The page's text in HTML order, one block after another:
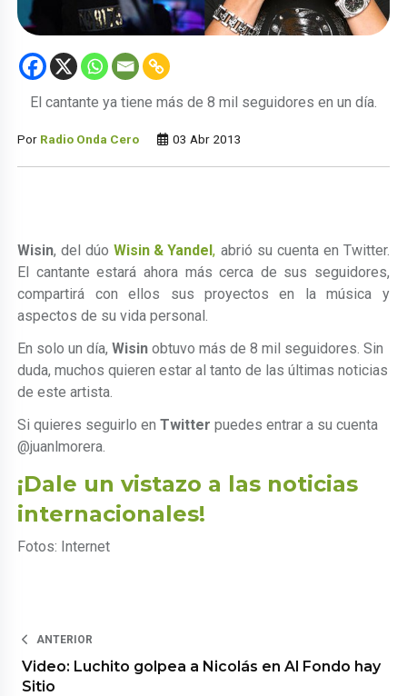
El cantante ya tiene más de 8 mil seguidores en un día.
Por Radio Onda Cero 03 Abr 2013
Wisin, del dúoWisin & Yandel, abrió su cuenta en Twitter.
El cantante estará ahora más cerca de sus seguidores,
compartirá con ellos sus proyectos en la música y
aspectos de su vida personal.
En solo un día,Wisin obtuvo más de 8 mil seguidores. Sin
duda, muchos quieren estar al tanto de las últimas noticias
de este artista.
Si quieres seguirlo enTwitter puedes entrar a su cuenta
@juanlmorera.
¡Dale un vistazo a las noticias
internacionales!
Fotos: Internet
ANTERIOR
Video: Luchito golpea a Nicolás en Al Fondo hay
Sitio